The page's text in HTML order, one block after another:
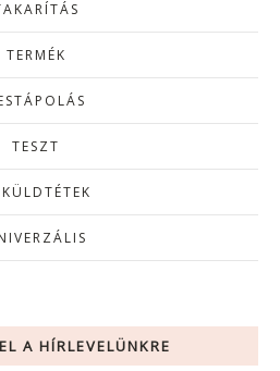
TERMÉK
TESZT
A HÍRLEVELÜNKRE